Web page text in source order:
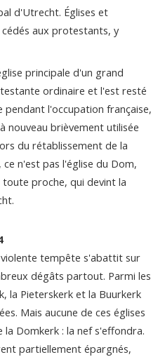
d'Utrecht. Églises et
aux protestants, y
principale d'un grand
ordinaire et l'est resté
pendant l'occupation française,
nouveau brièvement utilisée
du rétablissement de la
n'est pas l'église du Dom,
toute proche, qui devint la
tempête s'abattit sur
dégâts partout. Parmi les
la Pieterskerk et la Buurkerk
Mais aucune de ces églises
Domkerk : la nef s'effondra.
partiellement épargnés,